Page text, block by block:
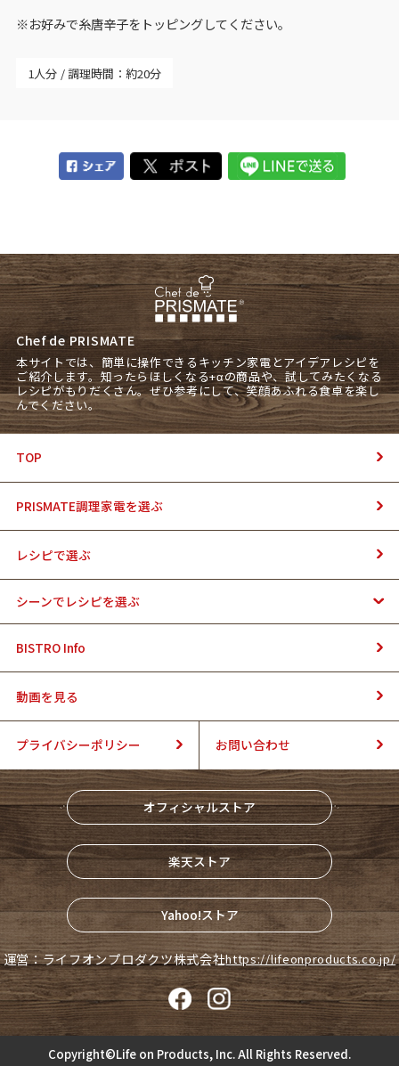
※お好みで糸唐辛子をトッピングしてください。
1人分 調理時間：約20分
Chef de PRISMATE
本サイトでは、簡単に操作できるキッチン家電とアイデアレシピを
ご紹介します。知ったらほしくなる+αの商品や、試してみたくなる
レシピがもりだくさん。ぜひ参考にして、笑顔あふれる食卓を楽し
んでください。
TOP
PRISMATE調理家電を選ぶ
レシピで選ぶ
シーンでレシピを選ぶ
BISTRO Info
動画を見る
プライバシーポリシー お問い合わせ
オフィシャルストア
楽天ストア
Yahoo!ストア
運営：ライフオンプロダクツ株式会社https://lifeonproducts.co.jp/
Copyright©Life on Products, Inc. All Rights Reserved.